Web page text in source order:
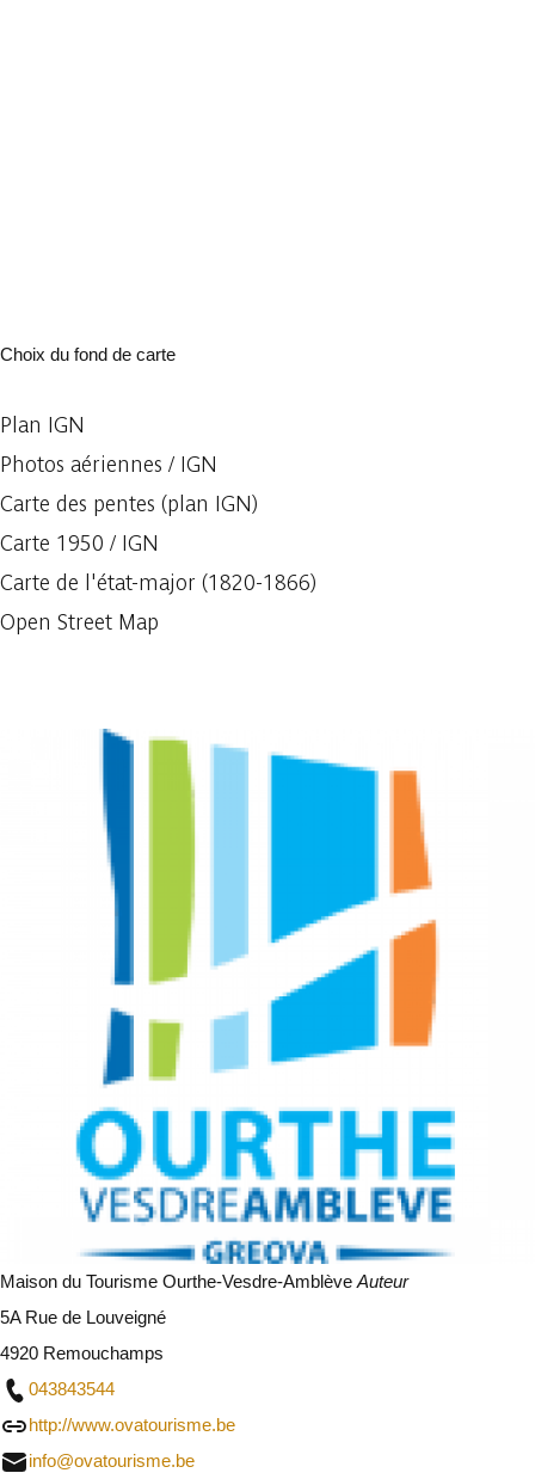
Choix du fond de carte
Plan IGN
Photos aériennes / IGN
Carte des pentes (plan IGN)
Carte 1950 / IGN
Carte de l'état-major (1820-1866)
Open Street Map
Maison du Tourisme Ourthe-Vesdre-Amblève Auteur
5A Rue de Louveigné
4920 Remouchamps
043843544
http://www.ovatourisme.be
info@ovatourisme.be